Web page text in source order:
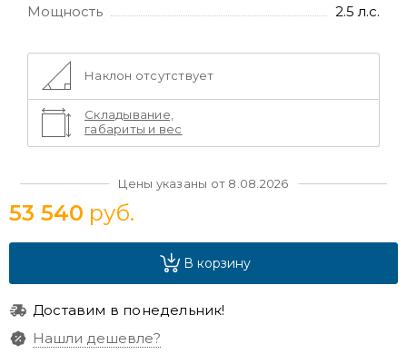
Мощность
2.5 л.с.
Наклон отсутствует
Складывание,
габариты и вес
Цены указаны от 8.08.2026
53 540 руб.
В корзину
Доставим в понедельник!
Нашли дешевле?